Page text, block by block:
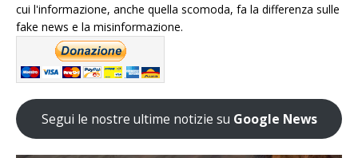
cui l'informazione, anche quella scomoda, fa la differenza sulle
fake news e la misinformazione.
Segui le nostre ultime notizie su Google News